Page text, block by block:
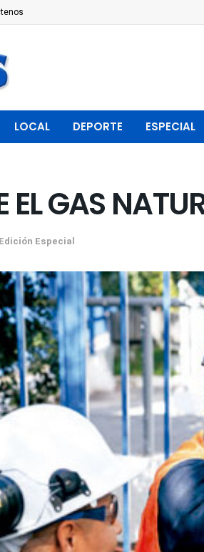
LOCAL DEPORTE ESPECIAL
EL GAS
Edición Especial